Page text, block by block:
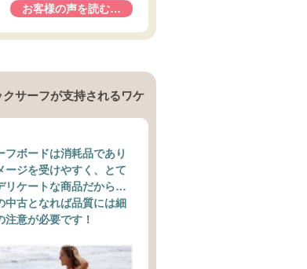
お客様の声を読む…
クサーフが支持されるワケ
フボードは消耗品であり
ージを受けやすく、とて
リケートな商品だから…
中古となれば品質には細
注意が必要です！